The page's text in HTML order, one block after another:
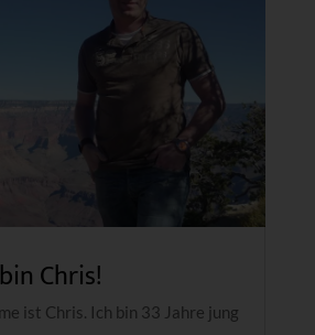
Chris!
ist Chris. Ich bin 33 Jahre jung